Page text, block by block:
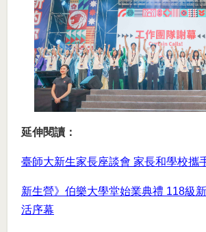
延伸閱讀：
臺師大新生家長座談會 家長和學校攜
新生營》伯樂大學堂始業典禮 118級
活序幕